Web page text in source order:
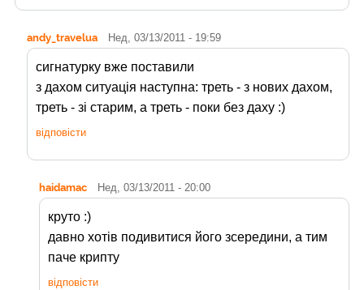
andy_travelua Нед, 03/13/2011 - 19:59
сигнатурку вже поставили
з дахом ситуація наступна: треть - з нових дахом,
треть - зі старим, а треть - поки без даху :)
відповісти
haidamac Нед, 03/13/2011 - 20:00
круто :)
давно хотів подивитися його зсередини, а тим
паче крипту
відповісти